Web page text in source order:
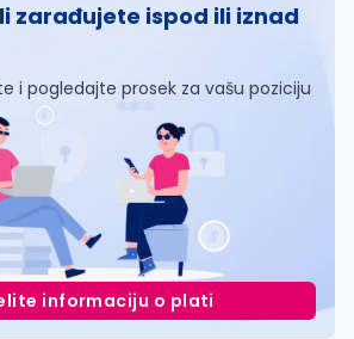
zarađujete ispod ili iznad
i pogledajte prosek za vašu poziciju
informaciju o plati